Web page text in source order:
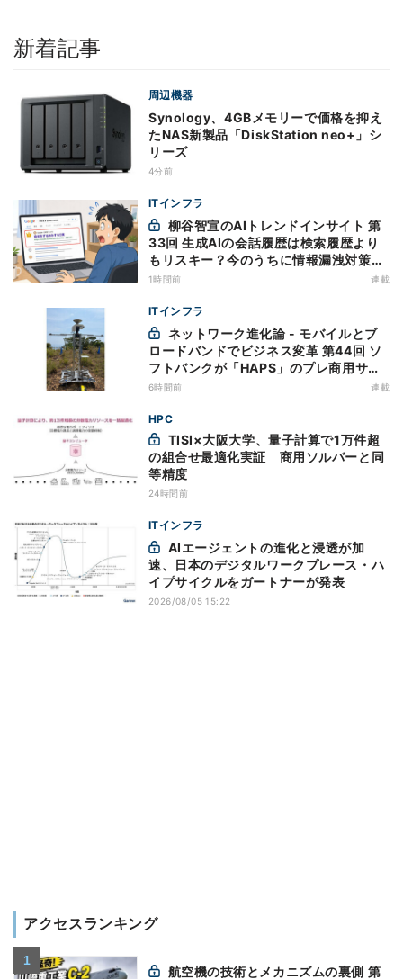
新着記事
周辺機器
Synology、4GBメモリーで価格を抑え
たNAS新製品「DiskStation neo+」シ
リーズ
4分前
ITインフラ
33回 生成AIの会話履歴は検索履歴より
もリスキー？今のうちに情報漏洩対策を
万全にしておこう
1時間前 連載
ITインフラ
ロードバンドでビジネス変革 第44回 ソ
フトバンクが「HAPS」のプレ商用サー
ビス開始を表明、本格的な商用展開のめ
6時間前 連載
HPC
の組合せ最適化実証 商用ソルバーと同
等精度
24時間前
ITインフラ
速、日本のデジタルワークプレース・ハ
イプサイクルをガートナーが発表
2026/08/05 15:22
アクセスランキング